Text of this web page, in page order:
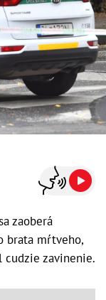
zaoberá
brata mŕtveho,
zavinenie.